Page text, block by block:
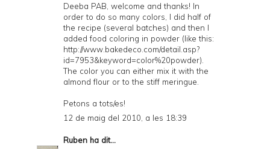
Deeba PAB, welcome and thanks! In
order to do so many colors, I did half of
the recipe (several batches) and then I
added food coloring in powder (like this:
http://www.bakedeco.com/detail.asp?
id=7953&keyword=color%20powder).
The color you can either mix it with the
almond flour or to the stiff meringue.
Petons a tots/es!
12 de maig del 2010, a les 18:39
Ruben ha dit...